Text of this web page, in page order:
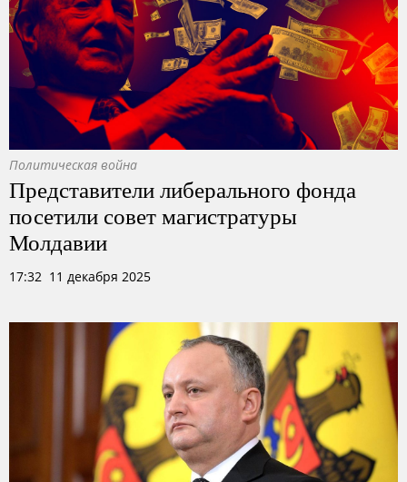
Политическая война
Представители либерального фонда
посетили совет магистратуры
Молдавии
17:32 11 декабря 2025